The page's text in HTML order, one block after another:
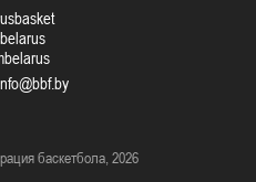
баскетбола, 2026